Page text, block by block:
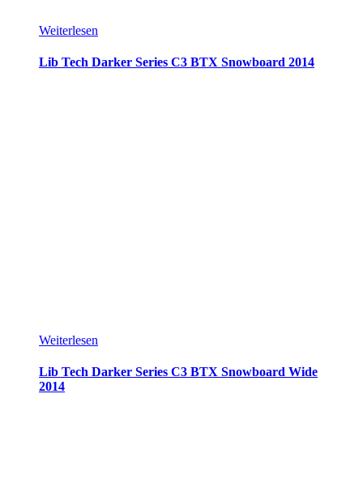
Weiterlesen
Lib Tech Darker Series C3 BTX Snowboard 2014
Weiterlesen
Lib Tech Darker Series C3 BTX Snowboard Wide
2014